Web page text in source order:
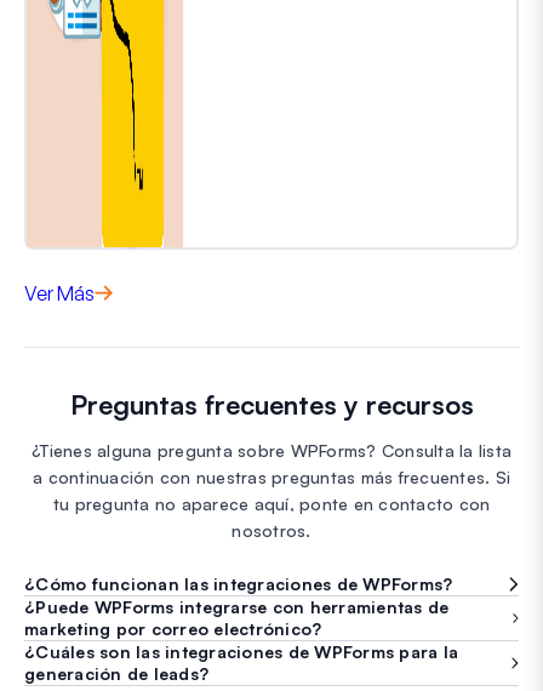
Ver Más
Preguntas frecuentes y recursos
¿Tienes alguna pregunta sobre WPForms? Consulta la lista
a continuación con nuestras preguntas más frecuentes. Si
tu pregunta no aparece aquí, ponte en contacto con
nosotros.
¿Cómo funcionan las integraciones de WPForms?
¿Puede WPForms integrarse con herramientas de
marketing por correo electrónico?
¿Cuáles son las integraciones de WPForms para la
generación de leads?